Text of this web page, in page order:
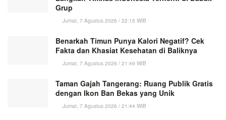
Grup
Jumat, 7 Agustus 2026 / 22:15 WIB
Benarkah Timun Punya Kalori Negatif? Cek
Fakta dan Khasiat Kesehatan di Baliknya
Jumat, 7 Agustus 2026 / 21:49 WIB
Taman Gajah Tangerang: Ruang Publik Gratis
dengan Ikon Ban Bekas yang Unik
Jumat, 7 Agustus 2026 / 21:44 WIB